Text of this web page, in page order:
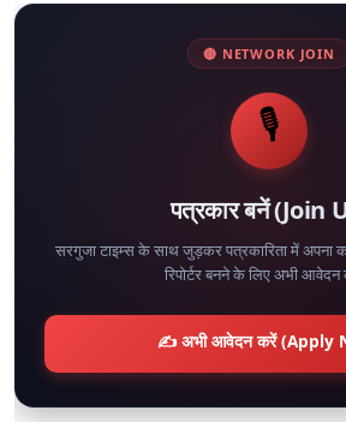
🔴 NETWORK JOIN
🎙️
पत्रकार बनें (Join
सरगुजा टाइम्स के साथ जुड़कर पत्रकारिता में अपना
रिपोर्टर बनने के लिए अभी
✍️ अभी आवेदन करें (Apply